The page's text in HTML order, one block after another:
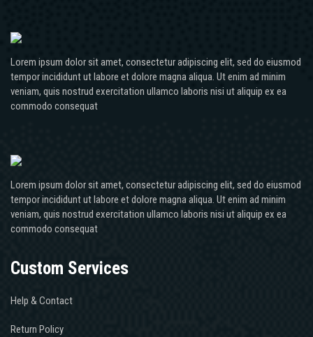
Lorem ipsum dolor sit amet, consectetur adipiscing elit, sed do eiusmod
tempor incididunt ut labore et dolore magna aliqua. Ut enim ad minim
veniam, quis nostrud exercitation ullamco laboris nisi ut aliquip ex ea
commodo consequat
Lorem ipsum dolor sit amet, consectetur adipiscing elit, sed do eiusmod
tempor incididunt ut labore et dolore magna aliqua. Ut enim ad minim
veniam, quis nostrud exercitation ullamco laboris nisi ut aliquip ex ea
commodo consequat
Custom Services
Help & Contact
Return Policy